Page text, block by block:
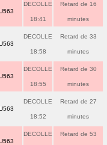
DECOLLE
18:41
Retard de 16
minutes
DECOLLE
18:58
Retard de 33
minutes
DECOLLE
18:55
Retard de 30
minutes
DECOLLE
18:52
Retard de 27
minutes
DECOLLE Retard de 53